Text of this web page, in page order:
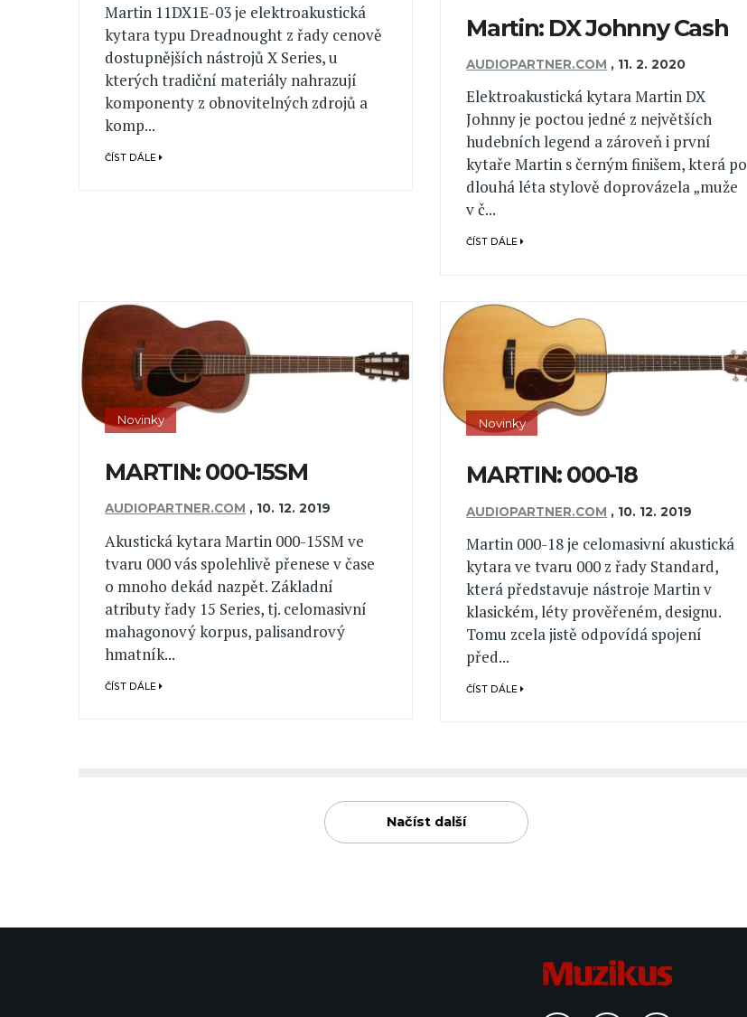
Martin 11DX1E-03 je elektroakustická
kytara typu Dreadnought z řady cenově
dostupnějších nástrojů X Series, u
kterých tradiční materiály nahrazují
komponenty z obnovitelných zdrojů a
komp...
ČÍST DÁLE
Martin: DX Johnny Cash
AUDIOPARTNER.COM , 11. 2. 2020
Elektroakustická kytara Martin DX
Johnny je poctou jedné z největších
hudebních legend a zároveň i první
kytaře Martin s černým finišem, která po
dlouhá léta stylově doprovázela „muže
v č...
ČÍST DÁLE
Novinky
MARTIN: 000-15SM
AUDIOPARTNER.COM , 10. 12. 2019
Akustická kytara Martin 000-15SM ve
tvaru 000 vás spolehlivě přenese v čase
o mnoho dekád nazpět. Základní
atributy řady 15 Series, tj. celomasivní
mahagonový korpus, palisandrový
hmatník...
ČÍST DÁLE
Novinky
MARTIN: 000-18
AUDIOPARTNER.COM , 10. 12. 2019
Martin 000-18 je celomasivní akustická
kytara ve tvaru 000 z řady Standard,
která představuje nástroje Martin v
klasickém, léty prověřeném, designu.
Tomu zcela jistě odpovídá spojení
před...
ČÍST DÁLE
Načíst další